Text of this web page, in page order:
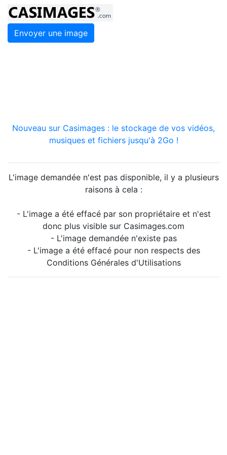
Envoyer une image
Nouveau sur Casimages : le stockage de vos vidéos,
musiques et fichiers jusqu'à 2Go !
L'image demandée n'est pas disponible, il y a plusieurs
raisons à cela :
- L'image a été effacé par son propriétaire et n'est
donc plus visible sur Casimages.com
- L'image demandée n'existe pas
- L'image a été effacé pour non respects des
Conditions Générales d'Utilisations